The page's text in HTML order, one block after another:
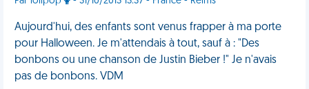
Aujourd'hui, des enfants sont venus frapper à ma porte
pour Halloween. Je m'attendais à tout, sauf à : "Des
bonbons ou une chanson de Justin Bieber !" Je n'avais
pas de bonbons. VDM